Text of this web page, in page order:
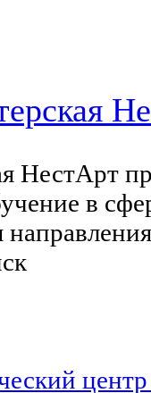
НестАрт
в